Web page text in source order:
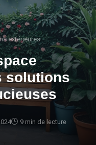
extérieures
solutions
9 min de lecture